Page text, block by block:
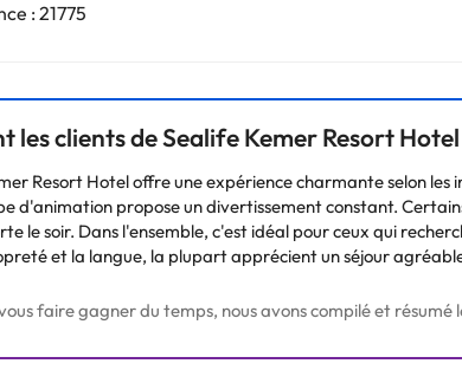
indiqués peuvent être payants. Vous pouvez
: 21775
les clients de Sealife Kemer Resort
Resort Hotel offre une expérience charmante selon
d'animation propose un divertissement constant.
le soir. Dans l'ensemble, c'est idéal pour ceux qui
et la langue, la plupart apprécient un séjour
faire gagner du temps, nous avons compilé et